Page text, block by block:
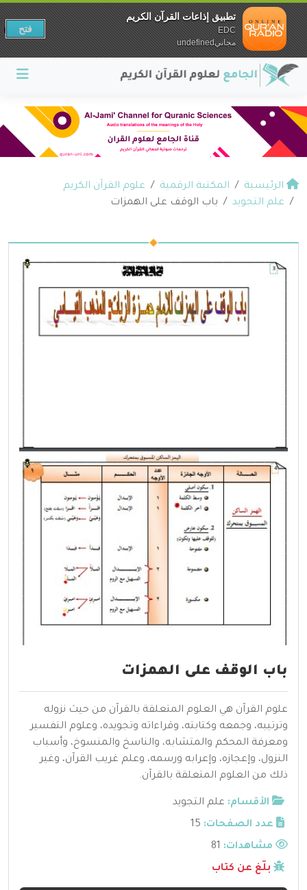
الرئيسية المكتبة الرقمية
علوم القرآن الكريم
علم التجويد
باب الوقف على الهمزات
باب الوقف على الهمزات
علوم القرآن هي العلوم المتعلقة بالقرآن من حيث نزوله
وترتيبه، وجمعه وكتابته، وقراءاته وتجويده، وعلوم التفسير
ومعرفة المحكم والمتشابه، والناسخ والمنسوخ، وأسباب
النزول، وإعجازه، وإعرابه ورسمه، وعلم غريب القرآن، وغير
ذلك من العلوم المتعلقة بالقرآن.
الأقسام: علم التجويد
عدد الصفحات: 15
مشاهدات:
بلّغ عن كتاب
تطبيق إذاعات القرآن الكريم
EDC
مجانيundefined
فتح